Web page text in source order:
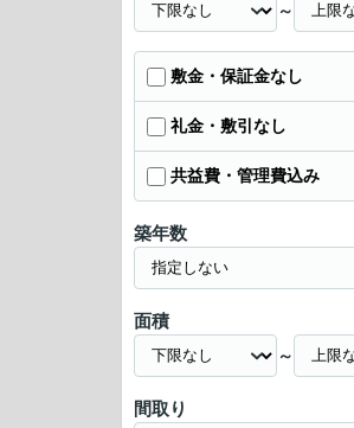
～
敷金・保証金なし
礼金・敷引なし
共益費・管理費込み
築年数
面積
～
間取り